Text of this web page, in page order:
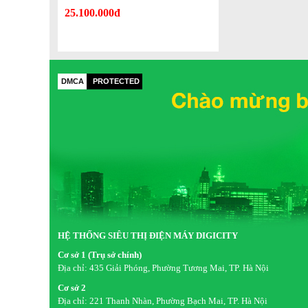
Vấn đề mùi hôi khó chịu bên trong tủ lạnh luôn
RS80F65J2BSV được trang bị bộ lọc khử mùi UV
và nấm mốc gây ra. Công nghệ UV còn có khả năng tự
25.100.000đ
DMCA PROTECTED
HỆ THỐNG SIÊU THỊ ĐIỆN MÁY DIGICITY
Cơ sở 1 (Trụ sở chính)
Địa chỉ: 435 Giải Phóng, Phường Tương Mai, TP. Hà Nội
Cơ sở 2
Địa chỉ: 221 Thanh Nhàn, Phường Bạch Mai, TP. Hà Nội